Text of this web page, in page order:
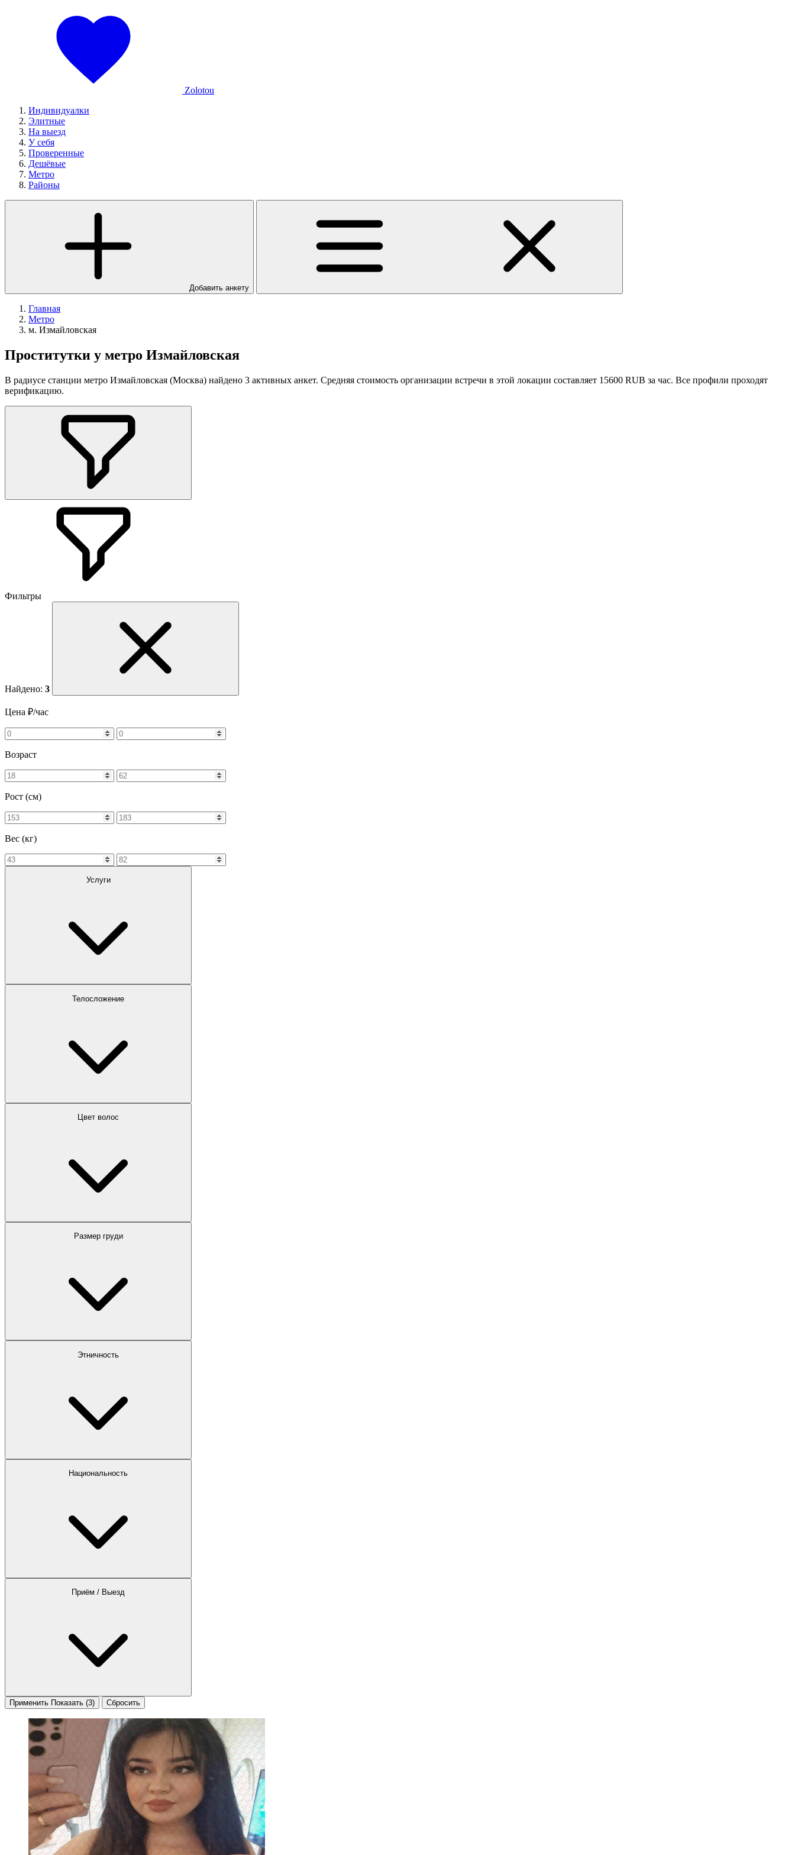
Zolotou
Индивидуалки
Элитные
На выезд
У себя
Проверенные
Дешёвые
Метро
Районы
Добавить анкету
Главная
Метро
м. Измайловская
Проститутки у метро Измайловская
В радиусе станции метро Измайловская (Москва) найдено 3 активных анкет. Средняя стоимость организации встречи в этой локации составляет 15600 RUB за час. Все профили проходят
верификацию.
Фильтры
Найдено: 3
Цена ₽/час
Возраст
Рост (см)
Вес (кг)
Услуги
Телосложение
Цвет волос
Размер груди
Этничность
Национальность
Приём / Выезд
Применить Показать (3) Сбросить